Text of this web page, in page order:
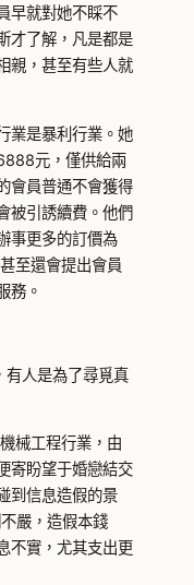
早就對她不睬不
才了解，凡是都是
親，甚至有些人就
業是暴利行業。她
元，僅供給兩
會員普通不會獲得
被引誘續費。他們
事更多的訂價為
至還會提出會員
務。
有人是為了尋覓真
械工程行業，由
寄盼望于婚戀結交
到信息造假的景
嚴，造假本錢
不實，尤其支出更